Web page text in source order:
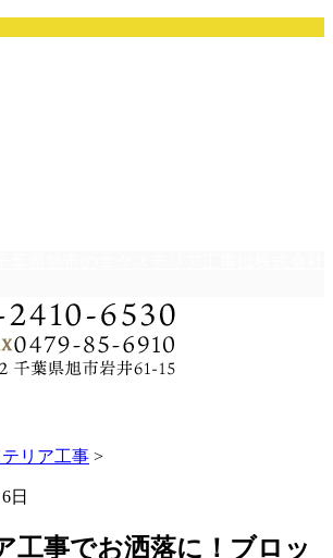
リア工事 >
日
工事でお洒落に！ブロッ